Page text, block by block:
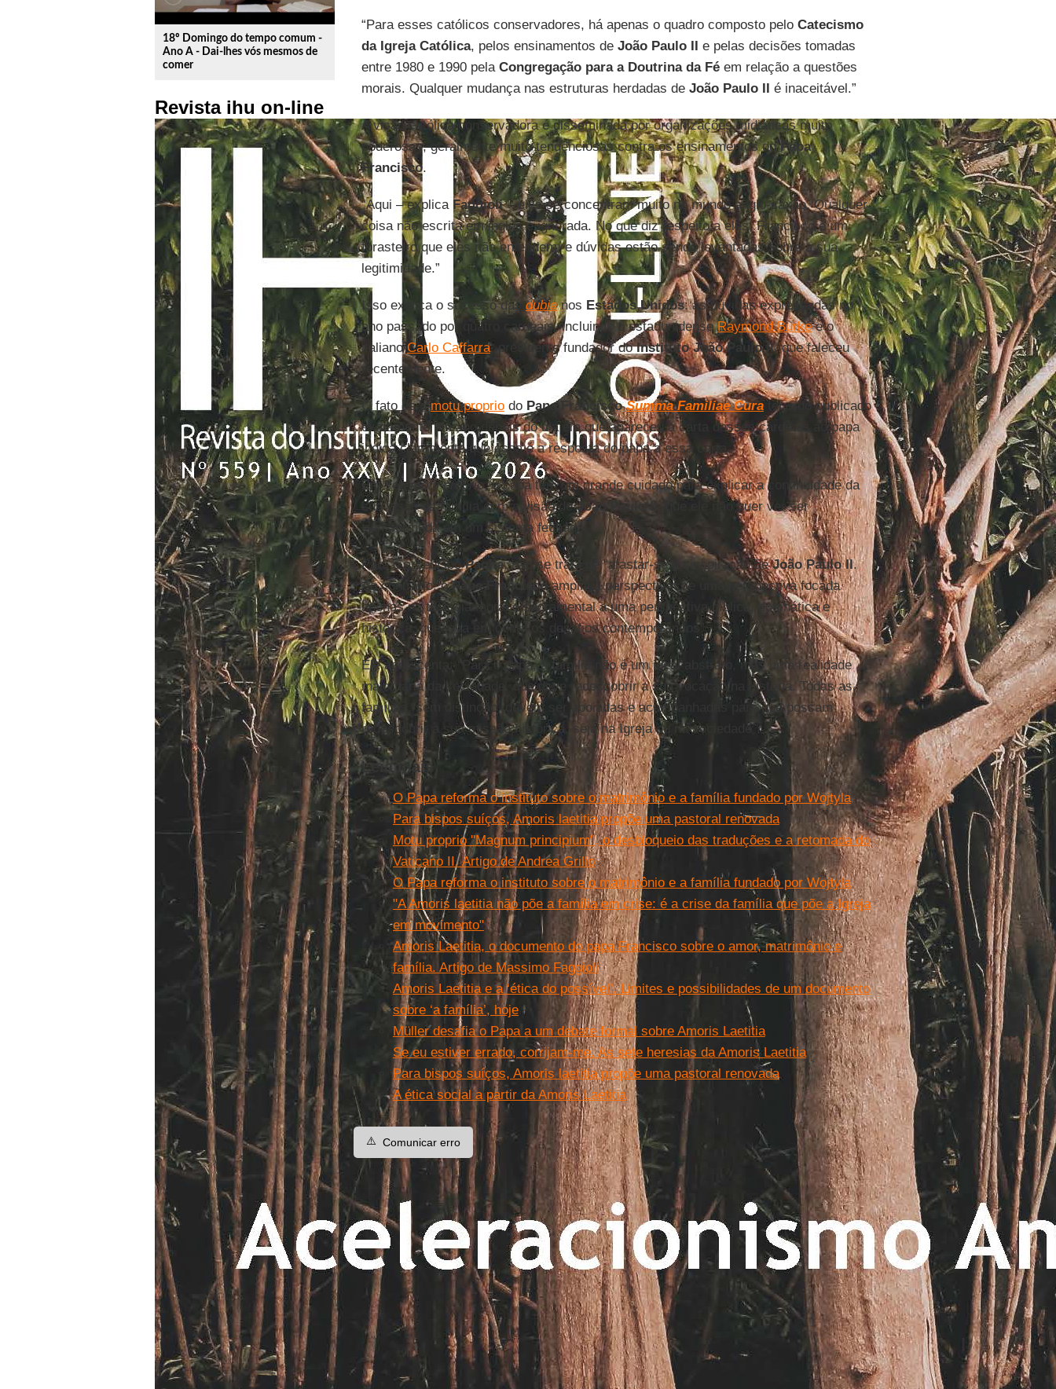
18º Domingo do tempo comum -
Ano A - Dai-lhes vós mesmos de
comer
Revista ihu on-line
“Para esses católicos conservadores, há apenas o quadro composto pelo Catecismo
da Igreja Católica, pelos ensinamentos de João Paulo II e pelas decisões tomadas
entre 1980 e 1990 pela Congregação para a Doutrina da Féem relação a questões
morais. Qualquer mudança nas estruturas herdadas de João Paulo II é inaceitável.”
A visão católica conservadora é disseminada por organizações midiáticas muito
poderosas, geralmente muito tendenciosas contra os ensinamentos doPapa
Francisco.
“Aqui – explica Faggioli– eles se concentram muito no mundo anglo-saxão. Qualquer
coisa não escrita em inglês é ignorada. No que diz respeito a eles, Francisco é um
forasteiro que eles não entendem, e dúvidas estão sendo levantadas sobre a sua
legitimidade.”
Isso explica o sucesso das dubianos Estados Unidos: as dúvidas expressadas no
ano passado por quatro cardeais, incluindo o estadunidenseRaymond Burkee o
italianoCarlo Caffarra, presidente fundador doInstituto João Paulo II, que faleceu
recentemente.
O fato de omotu propriodo Papa Francisco Summa Familiae Curater sido publicado
exatamente um ano depois do dia em que apareceu a carta desses cardeais ao papa
indica claramente que essa é a resposta do papa a essa carta.
Em seu motu proprio, o papa tem um grande cuidado para explicar a continuidade da
sua visão da família com a visão deJoão Paulo II
, que ele não quer ver ser
transformada em um sistema fechado.
Para o arcebispoPaglia, não se trata de “afastar-se da inspiração deJoão Paulo II.
Ao contrário, oPapa Franciscoamplia a perspectiva: de uma perspectiva focada
apenas na teologia moral e sacramental a uma perspectiva bíblica, dogmática e
histórica, que leva em conta os desafios contemporâneos”.
Ele acrescenta: “Para o papa, a família não é um ideal abstrato, mas uma realidade
majoritária da sociedade, que deve redescobrir a sua vocação na história. Todas as
famílias, sem distinção, devem ser apoiadas e acompanhadas para que possam
redescobrir a sua missão histórica, seja na Igreja ou na sociedade”.
Leia mais
O Papa reforma o instituto sobre o matrimônio e a família fundado por Wojtyla
Para bispos suíços, Amoris laetitia propõe uma pastoral renovada
Motu proprio ''Magnum principium'', o desbloqueio das traduções e a retomada do
Vaticano II. Artigo de Andrea Grillo
O Papa reforma o instituto sobre o matrimônio e a família fundado por Wojtyla
"A Amoris laetitia não põe a família em crise: é a crise da família que põe a Igreja
em movimento"
Amoris Laetitia, o documento do papa Francisco sobre o amor, matrimônio e
família. Artigo de Massimo Faggioli
Amoris Laetitia e a ‘ética do possível’. Limites e possibilidades de um documento
sobre ‘a família’, hoje
Müller desafia o Papa a um debate formal sobre Amoris Laetitia
Se eu estiver errado, corrijam-me. As sete heresias da Amoris Laetitia
Para bispos suíços, Amoris laetitia propõe uma pastoral renovada
A ética social a partir da Amoris Laetitia
⚠️ Comunicar erro